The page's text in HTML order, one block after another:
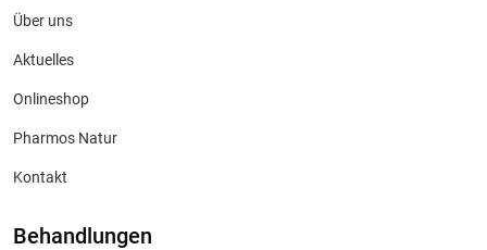
Über uns
Aktuelles
Onlineshop
Pharmos Natur
Kontakt
Behandlungen